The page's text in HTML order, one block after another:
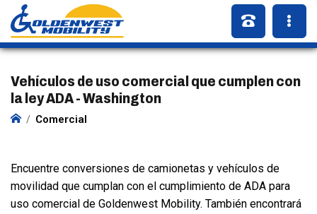
Vehículos de uso comercial que cumplen con
la ley ADA - Washington
Comercial
Encuentre conversiones de camionetas y vehículos de
movilidad que cumplan con el cumplimiento de ADA para
uso comercial de Goldenwest Mobility. También encontrará